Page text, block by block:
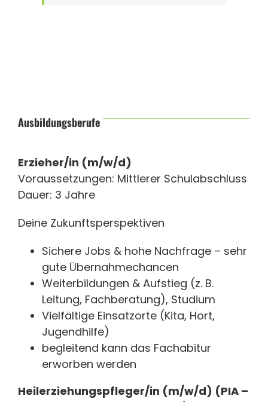
Ausbildungsberufe
Erzieher/in (m/w/d)
Voraussetzungen: Mittlerer Schulabschluss
Dauer: 3 Jahre
Deine Zukunftsperspektiven
Sichere Jobs & hohe Nachfrage – sehr
gute Übernahmechancen
Weiterbildungen & Aufstieg (z. B.
Leitung, Fachberatung), Studium
Vielfältige Einsatzorte (Kita, Hort,
Jugendhilfe)
begleitend kann das Fachabitur
erworben werden
Heilerziehungspfleger/in (m/w/d) (PIA –